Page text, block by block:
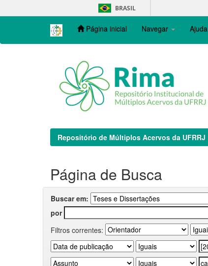
navigation
BRASIL
Página inicial Navegar Ajuda
Repositório de Múltiplos Acervos da UFRRJ
Página de Busca
Buscar em:
por
Filtros correntes: